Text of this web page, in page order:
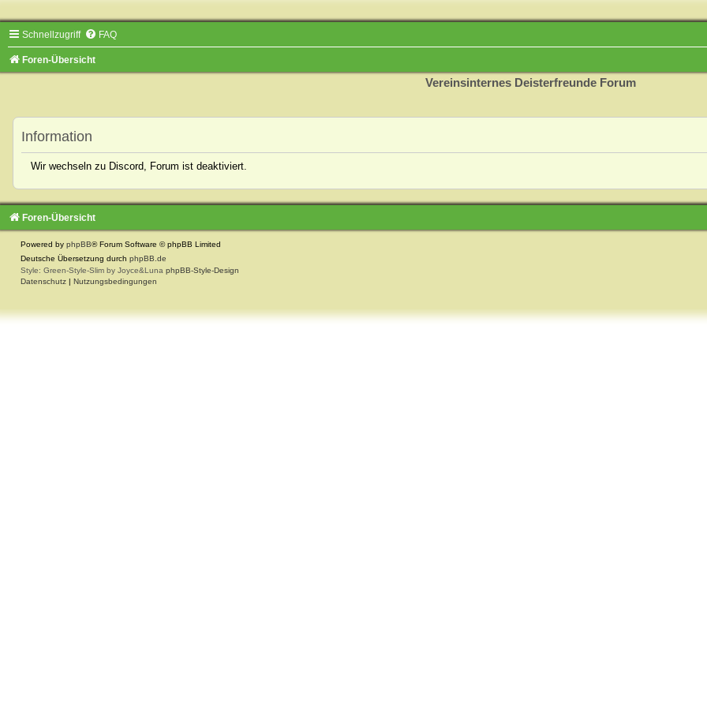
Schnellzugriff FAQ
Foren-Übersicht
Vereinsinternes Deisterfreunde Forum
Information
Wir wechseln zu Discord, Forum ist deaktiviert.
Foren-Übersicht
Powered by phpBB® Forum Software © phpBB Limited
Deutsche Übersetzung durch phpBB.de
Style: Green-Style-Slim by Joyce&Luna phpBB-Style-Design
Datenschutz | Nutzungsbedingungen